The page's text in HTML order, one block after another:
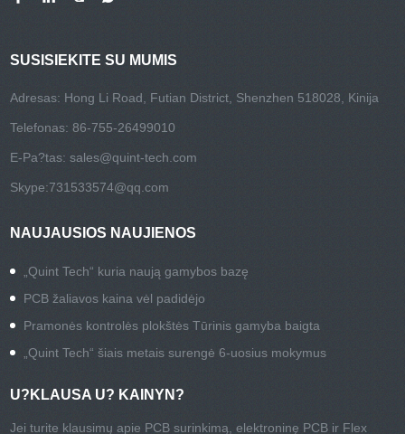
SUSISIEKITE SU MUMIS
Adresas: Hong Li Road, Futian District, Shenzhen 518028, Kinija
Telefonas: 86-755-26499010
E-Pa?tas:sales@quint-tech.com
Skype:731533574@qq.com
NAUJAUSIOS NAUJIENOS
„Quint Tech“ kuria naują gamybos bazę
PCB žaliavos kaina vėl padidėjo
Pramonės kontrolės plokštės Tūrinis gamyba baigta
„Quint Tech“ šiais metais surengė 6-uosius mokymus
U?KLAUSA U? KAINYN?
Jei turite klausimų apie PCB surinkimą, elektroninę PCB ir Flex